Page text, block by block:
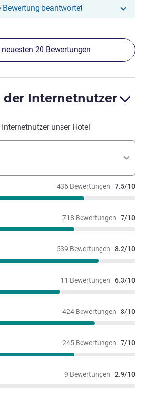
Bewertung beantwortetUnser Hotel hat
neuesten 20 Bewertungen
der Internetnutzer
unser Hotel
436 Bewertungen 7.5/10
718 Bewertungen 7/10
539 Bewertungen 8.2/10
11 Bewertungen 6.3/10
424 Bewertungen 8/10
245 Bewertungen 7/10
9 Bewertungen 2.9/10